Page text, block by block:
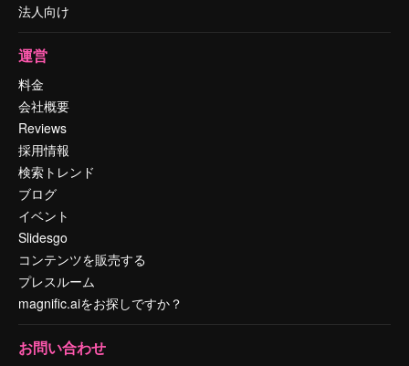
法人向け
運営
料金
会社概要
Reviews
採用情報
検索トレンド
ブログ
イベント
Slidesgo
コンテンツを販売する
プレスルーム
magnific.aiをお探しですか？
お問い合わせ